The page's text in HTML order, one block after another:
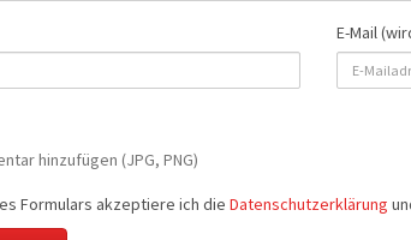
E-Mail
hinzufügen (JPG, PNG)
Formulars akzeptiere ich die Datenschutzerklärung